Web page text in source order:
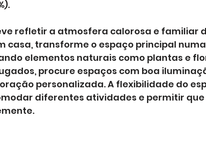
refletir a atmosfera calorosa e familiar
casa, transforme o espaço principal
elementos naturais como plantas e
procure espaços com boa
personalizada. A flexibilidade do
diferentes atividades e permitir